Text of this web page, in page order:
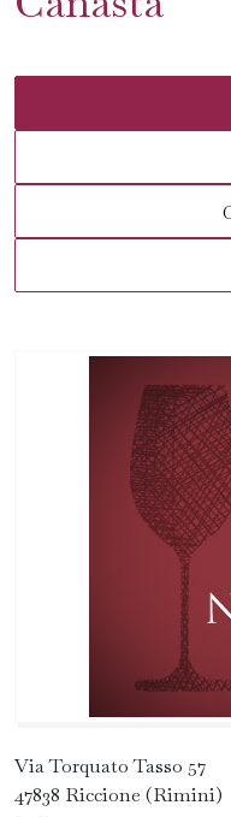
Via Torquato Tasso 57
47838 Riccione (Rimini)